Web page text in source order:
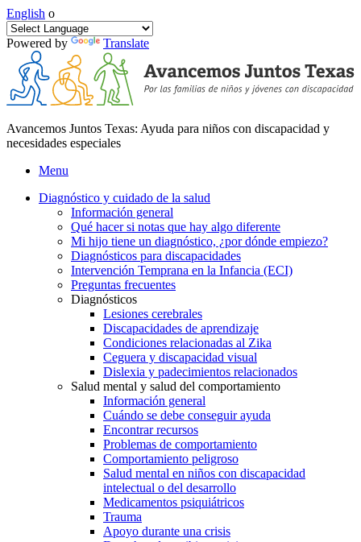
English o
Powered by Translate
Avancemos Juntos Texas: Ayuda para niños con discapacidad y
necesidades especiales
Menu
Diagnóstico y cuidado de la salud
Información general
Qué hacer si notas que hay algo diferente
Mi hijo tiene un diagnóstico, ¿por dónde empiezo?
Diagnósticos para discapacidades
Intervención Temprana en la Infancia (ECI)
Preguntas frecuentes
Diagnósticos
Lesiones cerebrales
Discapacidades de aprendizaje
Condiciones relacionadas al Zika
Ceguera y discapacidad visual
Dislexia y padecimientos relacionados
Salud mental y salud del comportamiento
Información general
Cuándo se debe conseguir ayuda
Encontrar recursos
Problemas de comportamiento
Comportamiento peligroso
Salud mental en niños con discapacidad
intelectual o del desarrollo
Medicamentos psiquiátricos
Trauma
Apoyo durante una crisis